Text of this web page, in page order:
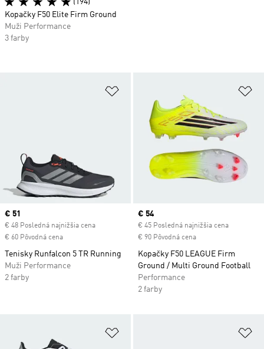
Pridať do zoznamu želaných
Current price
€ 51
€ 48 Posledná najnižšia cena
€ 60 Pôvodná cena
Tenisky Runfalcon 5 TR Running
Muži Performance
2 farby
Current price
€ 54
€ 45 Posledná najnižšia cena
€ 90 Pôvodná cena
Kopačky F50 LEAGUE Firm
Ground / Multi Ground Football
Performance
2 farby
Pridať do zoznamu želaných
(194)
Kopačky F50 Elite Firm Ground
Muži Performance
3 farby